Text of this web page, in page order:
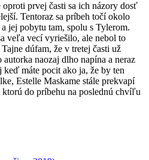
prvej časti sa ich názory dosť
Tentoraz sa príbeh točí okolo
jej pobytu tam, spolu s Tylerom.
veľa vecí vyriešilo, ale nebol to
dúfam, že v tretej časti už
naozaj dlho napína a neraz
máte pocit ako ja, že by ten
Estelle Maskame stále prekvapí
do príbehu na poslednú chvíľu